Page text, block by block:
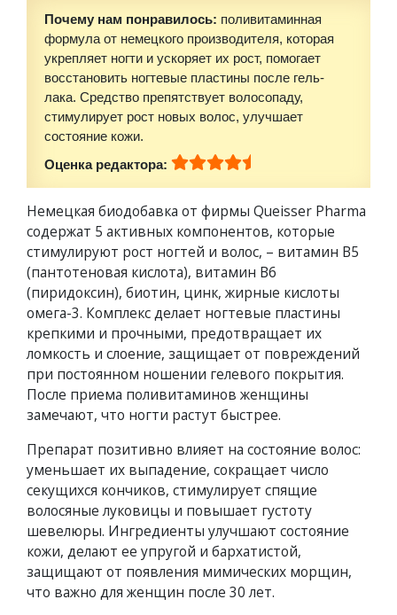
Почему нам понравилось: поливитаминная
формула от немецкого производителя, которая
укрепляет ногти и ускоряет их рост, помогает
восстановить ногтевые пластины после гель-
лака. Средство препятствует волосопаду,
стимулирует рост новых волос, улучшает
состояние кожи.
Оценка редактора:
Немецкая биодобавка от фирмы Queisser Pharma
содержат 5 активных компонентов, которые
стимулируют рост ногтей и волос, – витамин В5
(пантотеновая кислота), витамин В6
(пиридоксин), биотин, цинк, жирные кислоты
омега-3. Комплекс делает ногтевые пластины
крепкими и прочными, предотвращает их
ломкость и слоение, защищает от повреждений
при постоянном ношении гелевого покрытия.
После приема поливитаминов женщины
замечают, что ногти растут быстрее.
Препарат позитивно влияет на состояние волос:
уменьшает их выпадение, сокращает число
секущихся кончиков, стимулирует спящие
волосяные луковицы и повышает густоту
шевелюры. Ингредиенты улучшают состояние
кожи, делают ее упругой и бархатистой,
защищают от появления мимических морщин,
что важно для женщин после 30 лет.